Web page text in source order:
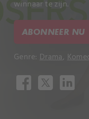
winnaar te zijn.
ABONNEER NU
Genre: Drama,